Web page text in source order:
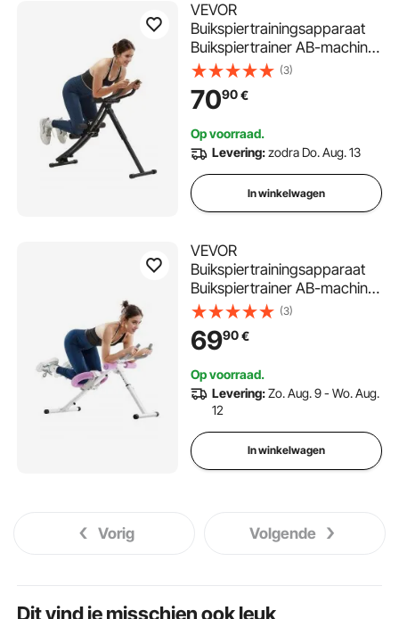
VEVOR
Buikspiertrainingsapparaat
Buikspiertrainer AB-machine
voor sportschool,
Buikspiertrainer 200 kg
draagvermogen,
krachttraining, Opvouwbaar
verstelbaar fitnessapparaat
Zwart
(3)
7090€
Op voorraad.
Levering:zodra Do. Aug. 13
In winkelwagen
VEVOR
Buikspiertrainingsapparaat
Buikspiertrainer AB-machine
Gym, Buikspiertrainer 150 kg
Draagvermogen,
Buikspiertrainer
Verstelbaar Fitnessapparaat
Wit + Roze
(3)
6990€
Op voorraad.
Levering:Zo. Aug. 9 - Wo. Aug.
12
In winkelwagen
Vorig Volgende
Dit vind je misschien ook leuk